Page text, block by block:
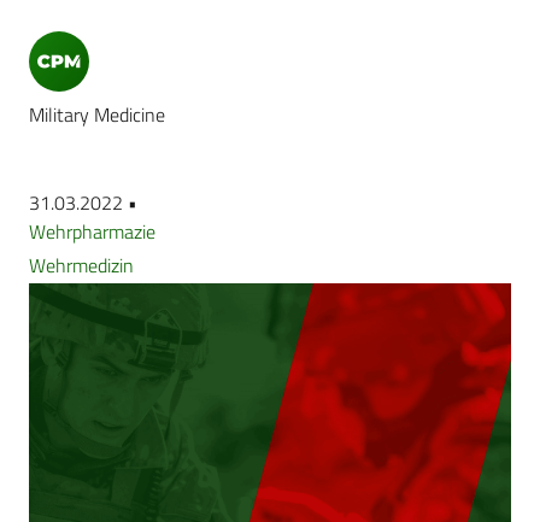
Military Medicine
31.03.2022 •
Wehrpharmazie
Wehrmedizin